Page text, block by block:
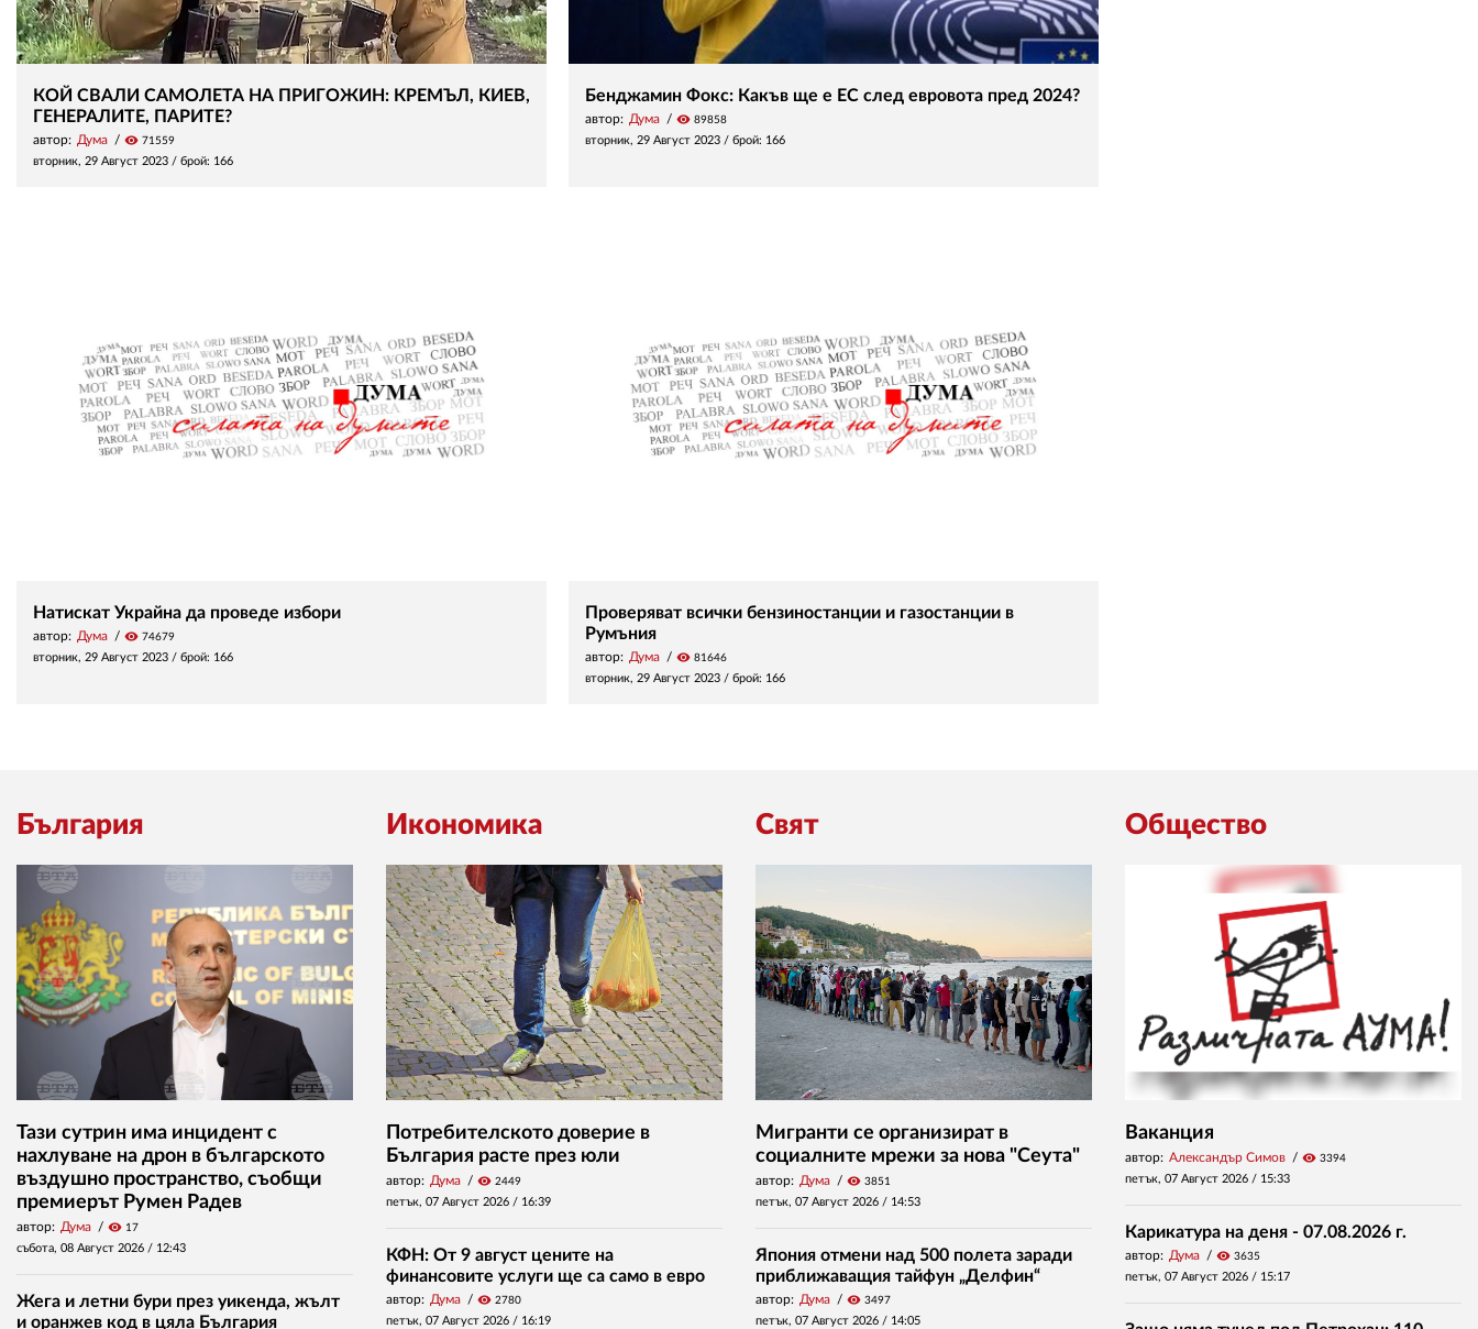
КОЙ СВАЛИ САМОЛЕТА НА ПРИГОЖИН: КРЕМЪЛ, КИЕВ,
ГЕНЕРАЛИТЕ, ПАРИТЕ?
автор: Дума visibility 71559
вторник, 29 Август 2023 / брой: 166
Бенджамин Фокс: Какъв ще е ЕС след евровота пред 2024?
автор: Дума visibility 89858
вторник, 29 Август 2023 / брой: 166
Натискат Украйна да проведе избори
автор: Дума visibility 74679
вторник, 29 Август 2023 / брой: 166
Проверяват всички бензиностанции и газостанции в
Румъния
автор: Дума visibility 81646
вторник, 29 Август 2023 / брой: 166
България
Тази сутрин има инцидент с
нахлуване на дрон в българското
въздушно пространство, съобщи
премиерът Румен Радев
автор: Дума visibility 17
събота, 08 Август 2026 / 12:43
Жега и летни бури през уикенда, жълт
и оранжев код в цяла България
Икономика
Потребителското доверие в
България расте през юли
автор: Дума visibility 2449
петък, 07 Август 2026 / 16:39
КФН: От 9 август цените на
финансовите услуги ще са само в евро
автор: Дума visibility 2780
петък, 07 Август 2026 / 16:19
Свят
Мигранти се организират в
социалните мрежи за нова "Сеута"
автор: Дума visibility 3851
петък, 07 Август 2026 / 14:53
Япония отмени над 500 полета заради
приближаващия тайфун „Делфин“
автор: Дума visibility 3497
петък, 07 Август 2026 / 14:05
Общество
Ваканция
автор: Александър Симов visibility 3394
петък, 07 Август 2026 / 15:33
Карикатура на деня - 07.08.2026 г.
автор: Дума visibility 3635
петък, 07 Август 2026 / 15:17